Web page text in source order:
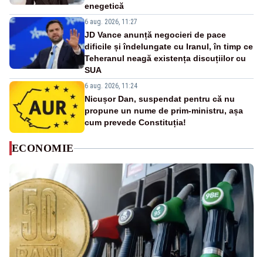
enegetică
6 aug. 2026, 11:27
JD Vance anunță negocieri de pace
dificile și îndelungate cu Iranul, în timp ce
Teheranul neagă existența discuțiilor cu
SUA
6 aug. 2026, 11:24
Nicușor Dan, suspendat pentru că nu
propune un nume de prim-ministru, așa
cum prevede Constituția!
ECONOMIE